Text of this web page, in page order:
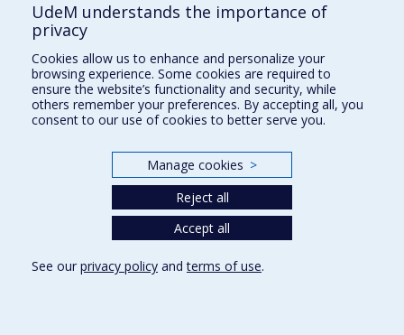
TOUS LES ÉMÉRITATS DEPUIS 2009
Consultez la liste
UdeM understands the importance of
privacy
Cookies allow us to enhance and personalize your
browsing experience. Some cookies are required to
ensure the website’s functionality and security, while
others remember your preferences. By accepting all, you
consent to our use of cookies to better serve you.
Manage cookies >
Reject all
Accept all
See our privacy policy andterms of use.